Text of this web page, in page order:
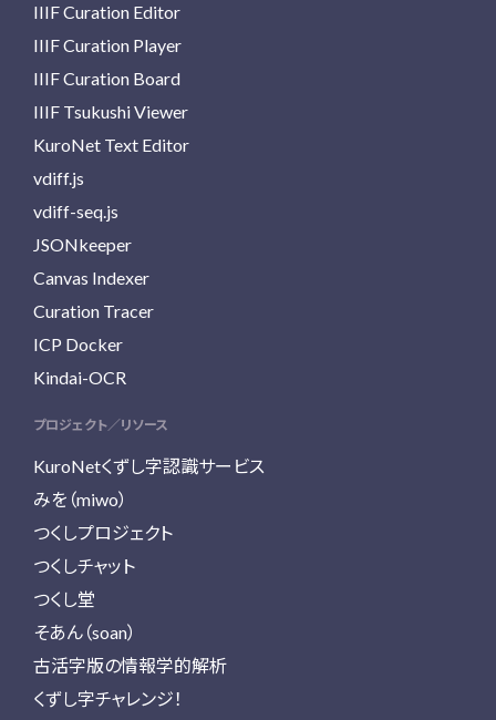
IIIF Curation Editor
IIIF Curation Player
IIIF Curation Board
IIIF Tsukushi Viewer
KuroNet Text Editor
vdiff.js
vdiff-seq.js
JSONkeeper
Canvas Indexer
Curation Tracer
ICP Docker
Kindai-OCR
プロジェクト／リソース
KuroNetくずし字認識サービス
みを（miwo）
つくしプロジェクト
つくしチャット
つくし堂
そあん（soan）
古活字版の情報学的解析
くずし字チャレンジ！